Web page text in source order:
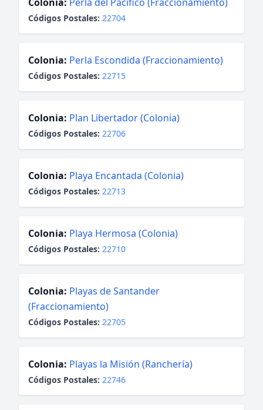
Códigos Postales: 22704
Colonia: Perla Escondida (Fraccionamiento)
Códigos Postales: 22715
Colonia: Plan Libertador (Colonia)
Códigos Postales: 22706
Colonia: Playa Encantada (Colonia)
Códigos Postales: 22713
Colonia: Playa Hermosa (Colonia)
Códigos Postales: 22710
Colonia: Playas de Santander
(Fraccionamiento)
Códigos Postales: 22705
Colonia: Playas la Misión (Ranchería)
Códigos Postales: 22746